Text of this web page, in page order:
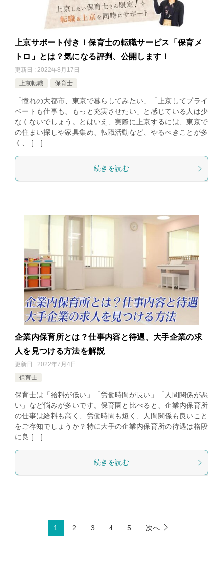
上京サポート付き！保育士の転職サービス「保育メ
トロ」とは？気になる評判、公開します！
更新日 : 2022年8月17日
上京転職
保育士
「憧れの大都市、東京で暮らしてみたい」「上京してプライ
ベートも仕事も、もっと充実させたい」と感じている人は少
なくないでしょう。とはいえ、実際に上京するには、東京で
の住まい探しや家具集め、転職活動など、やるべきことが多
く、 […]
続きを読む
企業内保育所とは？仕事内容と待遇、大手企業の求
人を見つける方法を解説
更新日 : 2022年7月4日
保育士
保育士は「給料が低い」「労働時間が長い」「人間関係が悪
い」など悩みが多いです。保育園と比べると、企業内保育所
の仕事は給料も高く、労働時間も短く、人間関係も良いこと
をご存知でしょうか？特に大手の企業内保育所の待遇は格段
に良 […]
続きを読む
1 2 3 4 5 次へ